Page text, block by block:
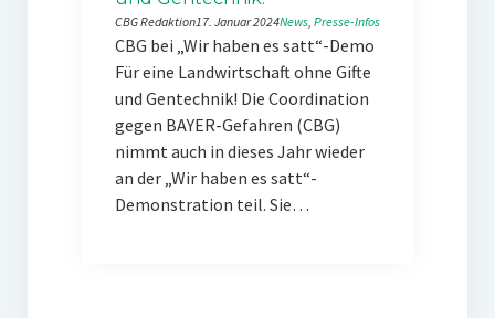
CBG Redaktion17. Januar 2024News, Presse-Infos
CBG bei „Wir haben es satt“-Demo
Für eine Landwirtschaft ohne Gifte
und Gentechnik! Die Coordination
gegen BAYER-Gefahren (CBG)
nimmt auch in dieses Jahr wieder
an der „Wir haben es satt“-
Demonstration teil. Sie…